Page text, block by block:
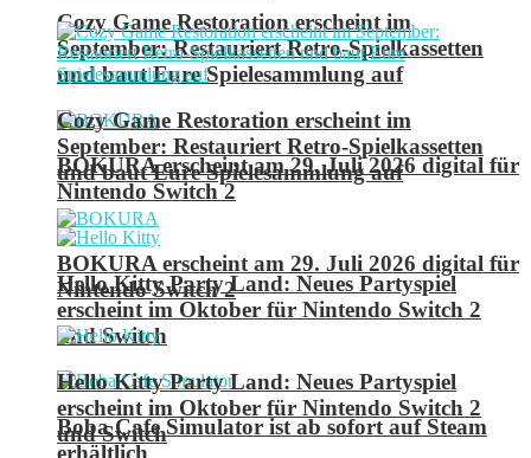
Cozy Game Restoration erscheint im
September: Restauriert Retro-Spielkassetten
und baut Eure Spielesammlung auf
BOKURA erscheint am 29. Juli 2026 digital für
Nintendo Switch 2
Hello Kitty Party Land: Neues Partyspiel
erscheint im Oktober für Nintendo Switch 2
und Switch
Boba Cafe Simulator ist ab sofort auf Steam
erhältlich
Cozy Game Restoration erscheint im
September: Restauriert Retro-Spielkassetten
und baut Eure Spielesammlung auf
BOKURA erscheint am 29. Juli 2026 digital für
Nintendo Switch 2
Hello Kitty Party Land: Neues Partyspiel
erscheint im Oktober für Nintendo Switch 2
und Switch